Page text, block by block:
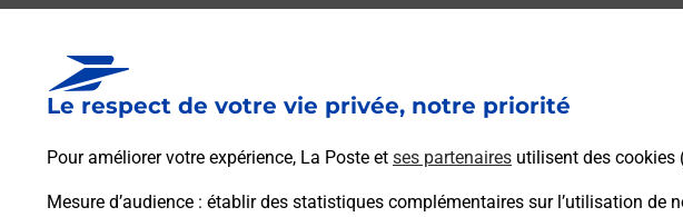
Le respect de votre vie privée, notre priorité
Pour améliorer votre expérience, La Poste et ses partenaires utilisent des cookies
Mesure d’audience : établir des statistiques complémentaires sur l’utilisation de
Boîte aux Lettres La Poste
Collecte du courrier aujourd'hui à 08h30
8 Place Du General Monsabert